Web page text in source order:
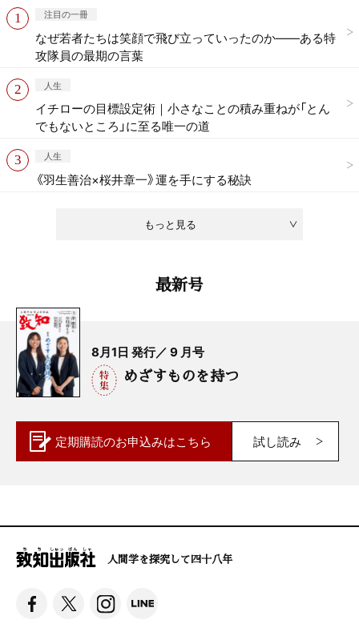
もっと見る
注目の一冊
なぜ若者たちは笑顔で飛び立っていったのか——ある特
攻隊員の最期の言葉
人生
イチローの目標設定術｜小さなことの積み重ねが「とん
でもないところ」に至る唯一の道
人生
《羽生善治×桜井章一》運を手にする秘訣
最新号
8月1日 発行／ 9 月号
めざすものを持つ
定期購読のお申込みはこちら 試し読み
人間学を探究して四十八年